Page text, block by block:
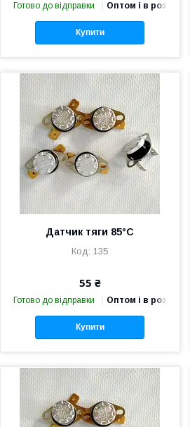
Готово до відправки Оптом і в роздріб
Купити
Датчик тяги 85°С
135
55 ₴
Готово до відправки Оптом і в роздріб
Купити